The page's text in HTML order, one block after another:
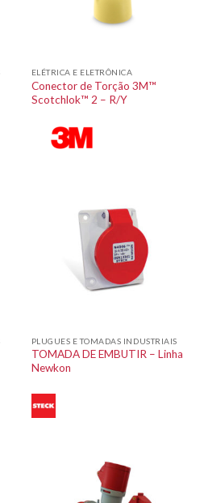
ELÉTRICA E ELETRÔNICA
Conector de Torção 3M™
Scotchlok™ 2 – R/Y
PLUGUES E TOMADAS INDUSTRIAIS
TOMADA DE EMBUTIR – Linha
Newkon